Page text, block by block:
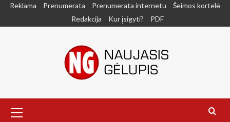
SkipReklama Prenumerata Prenumerata internetu
Šeimos kortelė
Redakcija
Kur įsigyti? PDF
Menu